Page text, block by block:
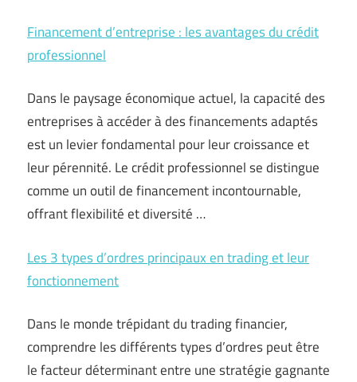
Financement d’entreprise : les avantages du crédit
professionnel
Dans le paysage économique actuel, la capacité des
entreprises à accéder à des financements adaptés
est un levier fondamental pour leur croissance et
leur pérennité. Le crédit professionnel se distingue
comme un outil de financement incontournable,
offrant flexibilité et diversité …
Les 3 types d’ordres principaux en trading et leur
fonctionnement
Dans le monde trépidant du trading financier,
comprendre les différents types d’ordres peut être
le facteur déterminant entre une stratégie gagnante